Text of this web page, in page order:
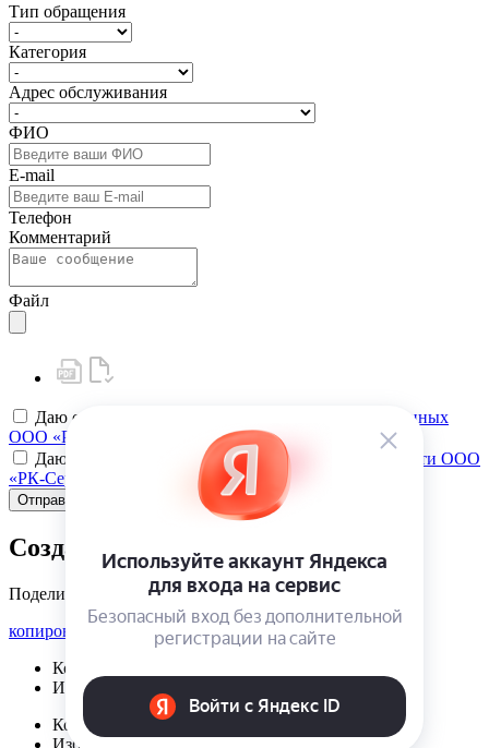
Тип обращения
Категория
Адрес обслуживания
ФИО
E-mail
Телефон
Комментарий
Файл
Даю своё
согласие на обработку персональных данных
ООО «РК-Сервис»
Даю своё
согласие на политику конфиденциальности ООО
«РК-Сервис»
Отправить
Создать карту клиента
Поделиться
копировать ссылку
Корзина | {{ cart.items.value.length }}
Избранное | {{ initData.favoriteProducts.length }}
Корзина | {{ cart.items.value.length }}
Избранное | {{ initData.favoriteProducts.length }}